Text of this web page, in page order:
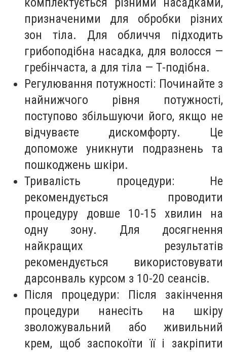
призначеними для обробки різних
зон тіла. Для обличчя підходить
грибоподібна насадка, для волосся —
гребінчаста, а для тіла — Т-подібна.
Регулювання потужності: Починайте з
найнижчого рівня потужності,
поступово збільшуючи його, якщо не
відчуваєте дискомфорту. Це
допоможе уникнути подразнень та
пошкоджень шкіри.
Тривалість процедури: Не
рекомендується проводити
процедуру довше 10-15 хвилин на
одну зону. Для досягнення
найкращих результатів
рекомендується використовувати
дарсонваль курсом з 10-20 сеансів.
Після процедури: Після закінчення
процедури нанесіть на шкіру
зволожувальний або живильний
крем, щоб заспокоїти її і закріпити